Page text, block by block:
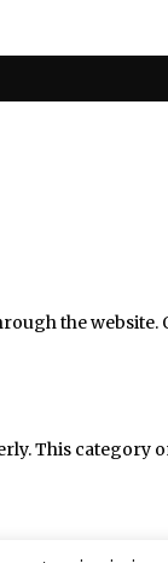
the
This